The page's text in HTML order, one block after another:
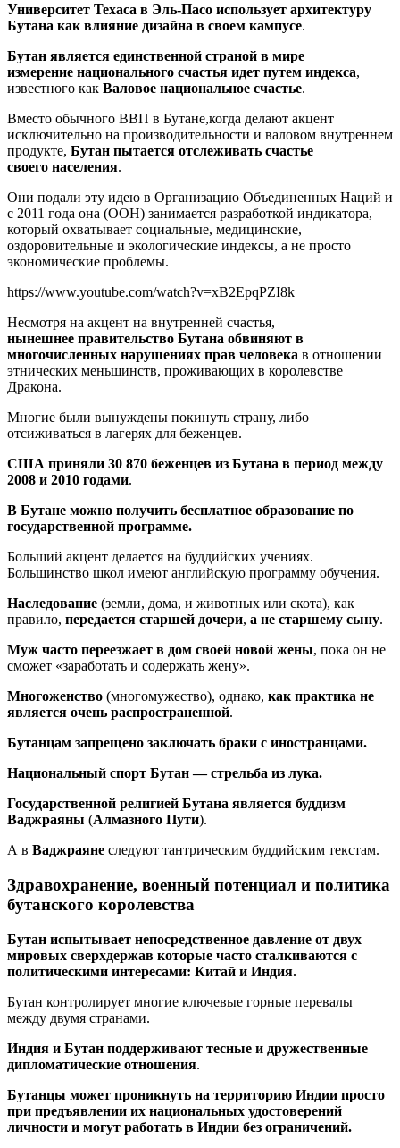
Университет Техаса в Эль-Пасо использует архитектуру
Бутана как влияние дизайна в своем кампусе.
Бутан является единственной страной в мире
измерение национального счастья идет путем индекса,
известного как Валовое национальное счастье.
Вместо обычного ВВП в Бутане,когда делают акцент
исключительно на производительности и валовом внутреннем
продукте, Бутан пытается отслеживать счастье
своего населения.
Они подали эту идею в Организацию Объединенных Наций и
с 2011 года она (ООН) занимается разработкой индикатора,
который охватывает социальные, медицинские,
оздоровительные и экологические индексы, а не просто
экономические проблемы.
https://www.youtube.com/watch?v=xB2EpqPZI8k
Несмотря на акцент на внутренней счастья,
нынешнее правительство Бутана обвиняют в
многочисленных нарушениях прав человека в отношении
этнических меньшинств, проживающих в королевстве
Дракона.
Многие были вынуждены покинуть страну, либо
отсиживаться в лагерях для беженцев.
США приняли 30 870 беженцев из Бутана в период между
2008 и 2010 годами.
В Бутане можно получить бесплатное образование по
государственной программе.
Больший акцент делается на буддийских учениях.
Большинство школ имеют английскую программу обучения.
Наследование (земли, дома, и животных или скота), как
правило, передается старшей дочери, а не старшему сыну.
Муж часто переезжает в дом своей новой жены, пока он не
сможет «заработать и содержать жену».
Многоженство (многомужество), однако, как практика не
является очень распространенной.
Бутанцам запрещено заключать браки с иностранцами.
Национальный спорт Бутан — стрельба из лука.
Государственной религией Бутана является буддизм
Ваджраяны (Алмазного Пути).
А в Ваджраяне следуют тантрическим буддийским текстам.
Здравохранение, военный потенциал и политика
бутанского королевства
Бутан испытывает непосредственное давление от двух
мировых сверхдержав которые часто сталкиваются с
политическими интересами: Китай и Индия.
Бутан контролирует многие ключевые горные перевалы
между двумя странами.
Индия и Бутан поддерживают тесные и дружественные
дипломатические отношения.
Бутанцы может проникнуть на территорию Индии просто
при предъявлении их национальных удостоверений
личности и могут работать в Индии без ограничений.